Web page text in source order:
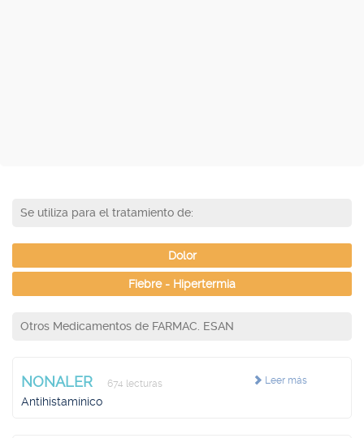
Se utiliza para el tratamiento de:
Dolor
Fiebre - Hipertermia
Otros Medicamentos de FARMAC. ESAN
Leer más
NONALER 674 lecturas
Antihistamínico